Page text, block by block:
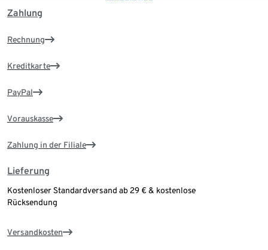
Zahlung
Rechnung
Kreditkarte
PayPal
Vorauskasse
Zahlung in der Filiale
Lieferung
Kostenloser Standardversand ab 29 € & kostenlose
Rücksendung
Versandkosten